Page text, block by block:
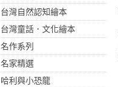
台灣自然認知繪本
台灣童話．文化繪本
名作系列
名家精選
哈利與小恐龍